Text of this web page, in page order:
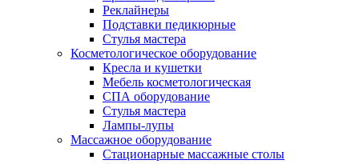
Реклайнеры
Подставки педикюрные
Стулья мастера
Косметологическое оборудование
Кресла и кушетки
Мебель косметологическая
СПА оборудование
Стулья мастера
Лампы-лупы
Массажное оборудование
Стационарные массажные столы